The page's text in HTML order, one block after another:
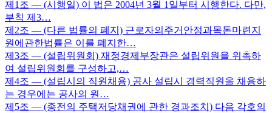
제1조 — (시행일) 이 법은 2004년 3월 1일부터 시행한다. 다만,
부칙 제3…
제2조 — (다른 법률의 폐지) 근로자의주거안정과목돈마련지
원에관한법률은 이를 폐지한…
제3조 — (설립위원회) 재정경제부장관은 설립위원을 위촉하
여 설립위원회를 구성하고,…
제4조 — (설립시의 직원채용) 공사 설립시 경력직원을 채용하
는 경우에는 공사의 원…
제5조 — (종전의 주택저당채권에 관한 경과조치) 다음 각호의